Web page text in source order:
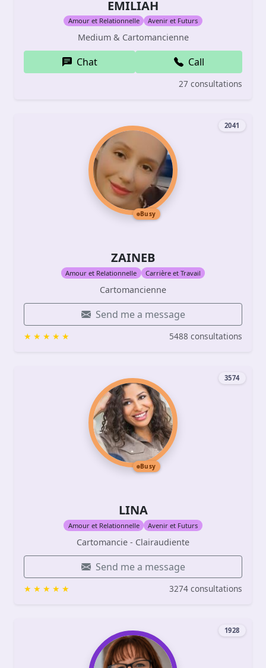
EMILIAH
Amour et Relationnelle Avenir et Futurs
Medium & Cartomancienne
Chat Call
27 consultations
2041
Busy
ZAINEB
Amour et Relationnelle Carrière et Travail
Cartomancienne
Send me a message
5488 consultations
3574
Busy
LINA
Amour et Relationnelle Avenir et Futurs
Cartomancie - Clairaudiente
Send me a message
3274 consultations
1928